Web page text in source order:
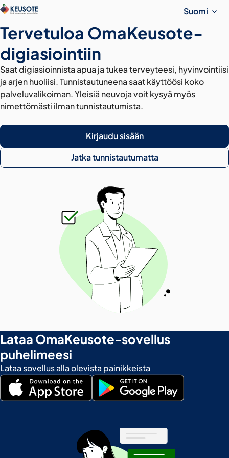
Suomi
Tervetuloa OmaKeusote-
digiasiointiin
Saat digiasioinnista apua ja tukea terveyteesi, hyvinvointiisi
ja arjen huoliisi. Tunnistautuneena saat käyttöösi koko
palveluvalikoiman. Yleisiä neuvoja voit kysyä myös
nimettömästi ilman tunnistautumista.
Kirjaudu sisään
Jatka tunnistautumatta
Lataa OmaKeusote-sovellus
puhelimeesi
Lataa sovellus alla olevista painikkeista